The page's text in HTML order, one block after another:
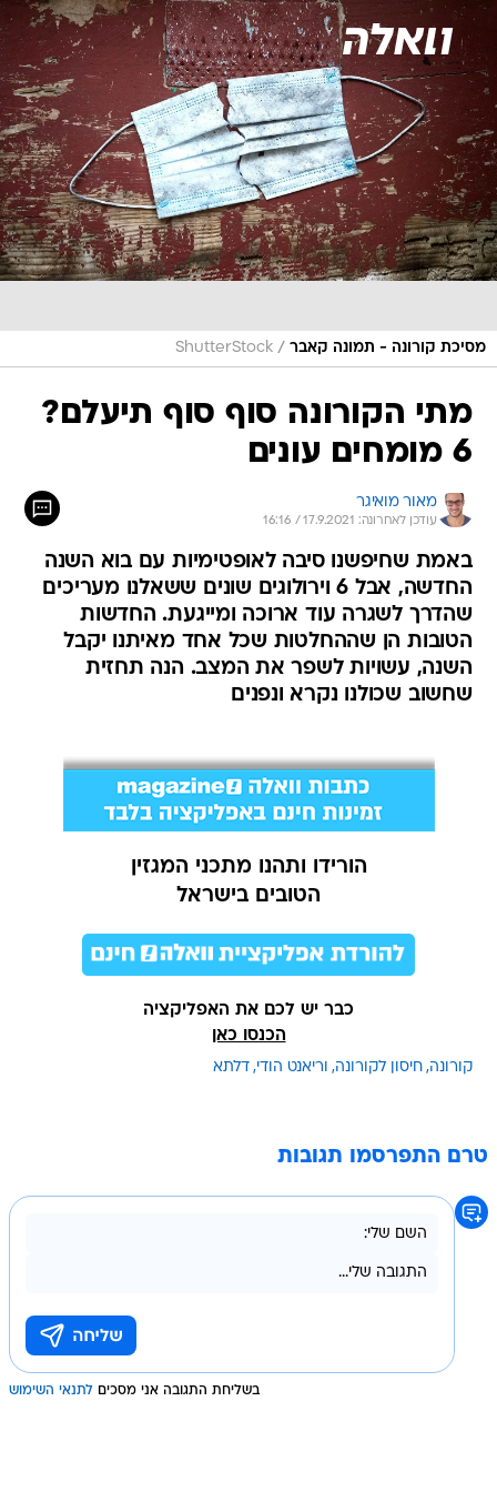
מסיכת קורונה - תמונה קאבר /
ShutterStock
מתי הקורונה סוף סוף תיעלם?
6 מומחים עונים
מאור מואיגר
עודכן לאחרונה: 17.9.2021 / 16:16
באמת שחיפשנו סיבה לאופטימיות עם בוא השנה
החדשה, אבל 6 וירולוגים שונים ששאלנו מעריכים
שהדרך לשגרה עוד ארוכה ומייגעת. החדשות
הטובות הן שההחלטות שכל אחד מאיתנו יקבל
השנה, עשויות לשפר את המצב. הנה תחזית
שחשוב שכולנו נקרא ונפנים
הורידו ותהנו מתכני המגזין
הטובים בישראל
כבר יש לכם את האפליקציה
הכנסו כאן
קורונה חיסון לקורונה וריאנט הודי דלתא
טרם התפרסמו תגובות
בשליחת התגובה אני מסכים לתנאי השימוש